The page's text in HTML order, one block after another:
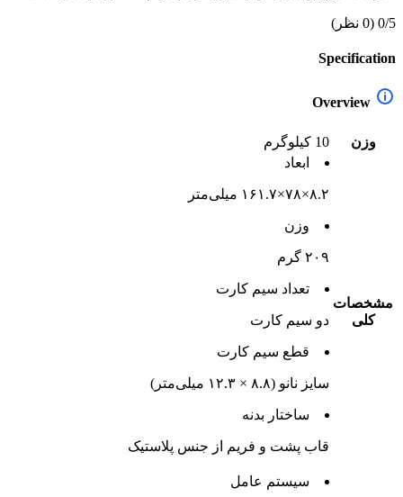
0/5 (0 نظر)
Specification
Overview
وزن 10 کیلوگرم
مشخصات
کلی
ابعاد
۸.۲×۷۸×۱۶۱.۷ میلی‌متر
وزن
۲۰۹ گرم
تعداد سيم کارت
دو سيم کارت
قطع سيم کارت
سایز نانو (۸.۸ × ۱۲.۳ میلی‌متر)
ساختار بدنه
قاب پشت و فریم از جنس پلاستیک
سيستم عامل